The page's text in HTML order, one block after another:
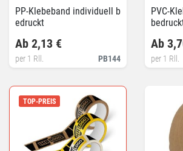
PP-Klebeband individuell b
edruckt
PB144
Ab 2,13 €
per 1 Rll.
PVC-
Ab
per 1 Rll.
TOP-PREIS